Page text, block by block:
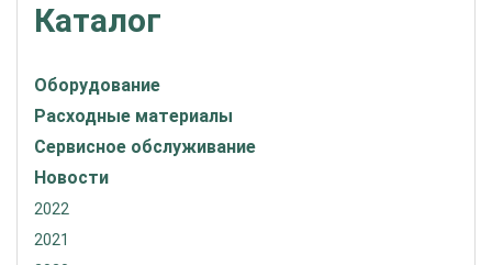
Каталог
Оборудование
Расходные материалы
Сервисное обслуживание
Новости
2022
2021